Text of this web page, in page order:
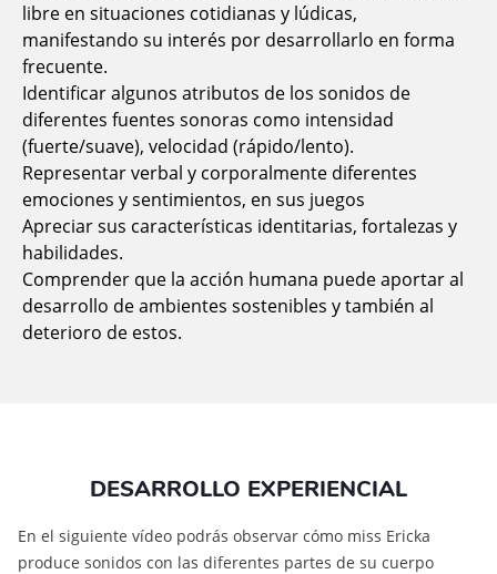
libre en situaciones cotidianas y lúdicas,
manifestando su interés por desarrollarlo en forma
frecuente.
Identificar algunos atributos de los sonidos de
diferentes fuentes sonoras como intensidad
(fuerte/suave), velocidad (rápido/lento).
Representar verbal y corporalmente diferentes
emociones y sentimientos, en sus juegos
Apreciar sus características identitarias, fortalezas y
habilidades.
Comprender que la acción humana puede aportar al
desarrollo de ambientes sostenibles y también al
deterioro de estos.
DESARROLLO EXPERIENCIAL
En el siguiente vídeo podrás observar cómo miss Ericka
produce sonidos con las diferentes partes de su cuerpo